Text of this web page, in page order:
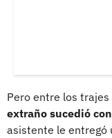
Pero entre los trajes
extraño sucedió
asistente le entregó